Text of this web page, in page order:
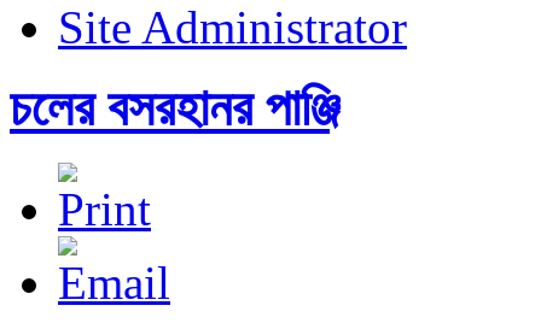
Site Administrator
চলের বসরহানর পাঞ্জি